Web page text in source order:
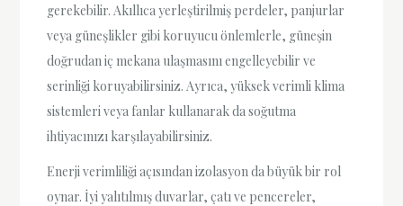
gerekebilir. Akıllıca yerleştirilmiş perdeler, panjurlar
veya güneşlikler gibi koruyucu önlemlerle, güneşin
doğrudan iç mekana ulaşmasını engelleyebilir ve
serinliği koruyabilirsiniz. Ayrıca, yüksek verimli klima
sistemleri veya fanlar kullanarak da soğutma
ihtiyacınızı karşılayabilirsiniz.
Enerji verimliliği açısından izolasyon da büyük bir rol
oynar. İyi yalıtılmış duvarlar, çatı ve pencereler,